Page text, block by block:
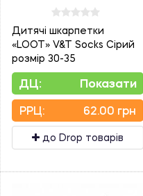
Дитячі шкарпетки
«LOOT» V&T Socks Сірий
розмір 30-35
ДЦ: Показати
PPЦ: 62.00 грн
до Drop товарів